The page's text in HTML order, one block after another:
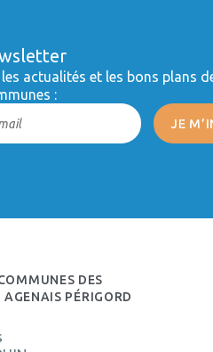
actualités et les bons plans
:
DES
PÉRIGORD